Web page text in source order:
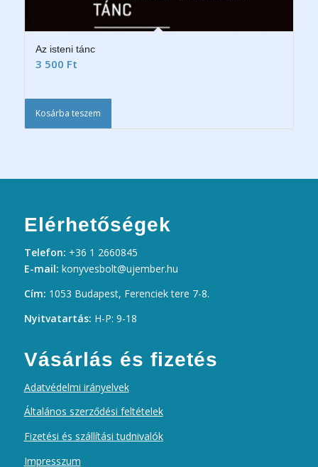
Az isteni tánc
3 500 Ft
Kosárba teszem
Elérhetőségek
Telefon: +36 1 2660845
E-mail: konyvesbolt@ujember.hu
Cím: 1053 Budapest, Ferenciek tere 7-8.
Nyitvatartás: H-P: 9-18
Vásárlás és fizetés
Adatvédelmi irányelvek
Általános szerződési feltételek
Fizetési és szállítási tudnivalók
Impresszum